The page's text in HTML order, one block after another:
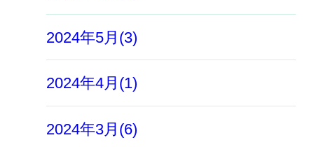
2024年5月(3)
2024年4月(1)
2024年3月(6)